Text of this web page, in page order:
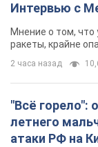
Интервью с
Мнение о том, что
ракеты, крайне
2 часа назад
"Всё горело":
летнего
атаки РФ на